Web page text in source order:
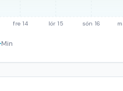
fre 14 lör 15 sön 16
Min